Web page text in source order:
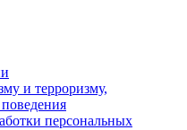
и терроризму,
персональных